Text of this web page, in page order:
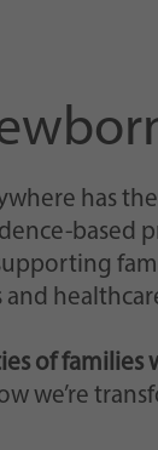
has
based
of families
we’re